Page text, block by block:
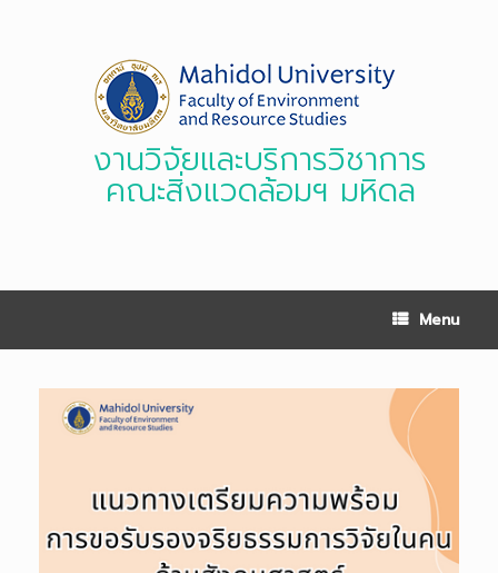
งานวิจัยและบริการวิชาการ
คณะสิ่งแวดล้อมฯ มหิดล
Menu